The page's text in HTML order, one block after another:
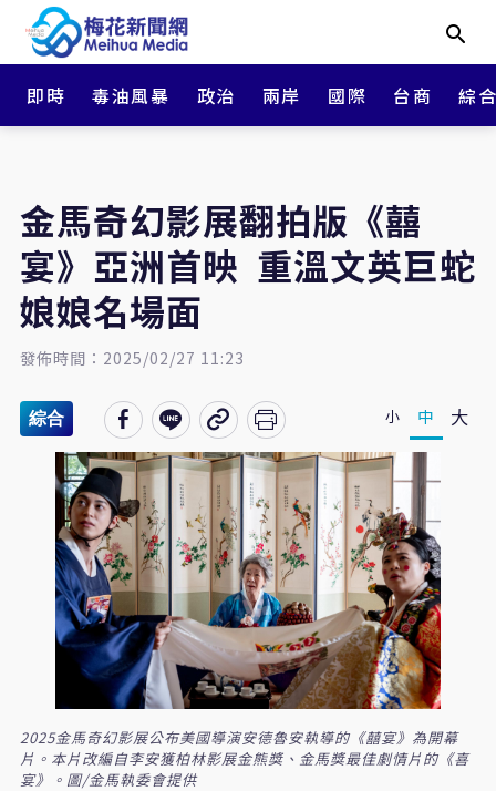
即時 毒油風暴 政治 兩岸 國際 台商 綜
金馬奇幻影展翻拍版《囍
宴》亞洲首映 重溫文英巨蛇
娘娘名場面
發佈時間：2025/02/27 11:23
綜合 小 中 大
2025金馬奇幻影展公布美國導演安德魯安執導的《囍宴》為開幕
片。本片改編自李安獲柏林影展金熊獎、金馬獎最佳劇情片的《喜
宴》。圖/金馬執委會提供